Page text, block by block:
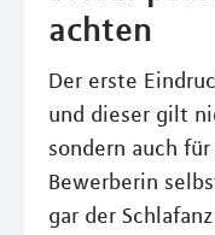
achten
Der erste
und dieser gilt
sondern auch
Bewerberin
gar der